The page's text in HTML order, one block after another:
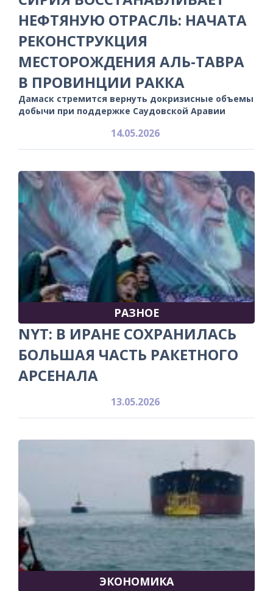
НЕФТЯНУЮ ОТРАСЛЬ: НАЧАТА
РЕКОНСТРУКЦИЯ
МЕСТОРОЖДЕНИЯ АЛЬ-ТАВРА
В ПРОВИНЦИИ РАККА
Дамаск стремится вернуть докризисные объемы
добычи при поддержке Саудовской Аравии
14.05.2026
РАЗНОЕ
NYT: В ИРАНЕ СОХРАНИЛАСЬ
БОЛЬШАЯ ЧАСТЬ РАКЕТНОГО
АРСЕНАЛА
13.05.2026
ЭКОНОМИКА